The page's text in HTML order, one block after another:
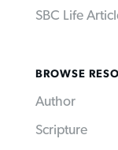
SBC Life
BROWSE
Author
Scripture